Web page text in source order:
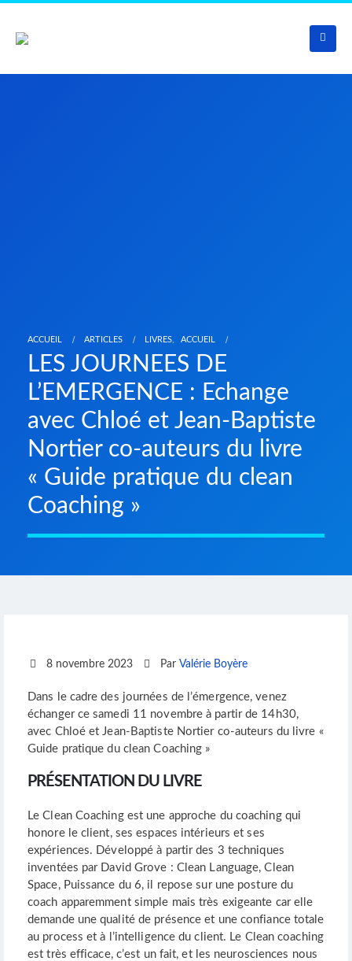
ACCUEIL ARTICLES LIVRES ACCUEIL
LES JOURNEES DE
L’EMERGENCE : Echange
avec Chloé et Jean-Baptiste
Nortier co-auteurs du livre
« Guide pratique du clean
Coaching »
8 novembre 2023 Par Valérie Boyère
Dans le cadre des journées de l’émergence, venez
échanger ce samedi 11 novembre à partir de 14h30,
avec Chloé et Jean-Baptiste Nortier co-auteurs du livre «
Guide pratique du clean Coaching »
PRÉSENTATION DU LIVRE
Le Clean Coaching est une approche du coaching qui
honore le client, ses espaces intérieurs et ses
expériences. Développé à partir des 3 techniques
inventées par David Grove : Clean Language, Clean
Space, Puissance du 6, il repose sur une posture du
coach apparemment simple mais très exigeante car elle
demande une qualité de présence et une confiance totale
au process et à l’intelligence du client. Le Clean coaching
est très efficace, c’est un fait, et les neurosciences nous